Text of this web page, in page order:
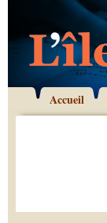
Accueil